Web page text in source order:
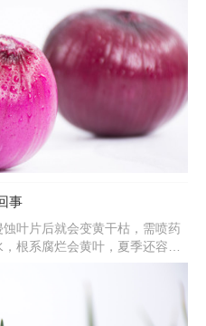
幼苗深度为2cm，要栽直，浇
水为准。
事
叶片后就会变黄干枯，需喷药
根系腐烂会黄叶，夏季还容易
气，大葱见不到阳光，易感染